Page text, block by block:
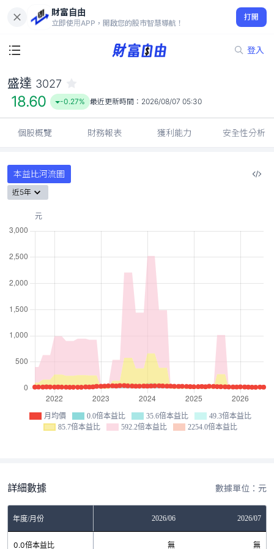
財富自由
立即使用APP，開啟您的股市智慧導航！
打開
登入
18.60
-0.27%
盛達 3027
18.60 -0.27% 最近更新時間： 2026/08/07 05:30
個股概覽 財務報表 獲利能力 安全性分析
本益比河流圖
近5年
月均價 0.0倍本益比 35.6倍本益比
49.3倍本益比
85.7倍本益比
592.2倍本益比 2254.0倍本益比
詳細數據 數據單位：元
年度/月份 2026/06 2026/07
0.0倍本益比 無 無